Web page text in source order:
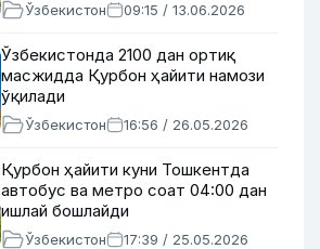
Ўзбекистон 09:15 / 13.06.2026
Ўзбекистонда 2100 дан ортиқ
масжидда Қурбон ҳайити намози
ўқилади
Ўзбекистон 16:56 / 26.05.2026
Қурбон ҳайити куни Тошкентда
автобус ва метро соат 04:00 дан
ишлай бошлайди
Ўзбекистон 17:39 / 25.05.2026